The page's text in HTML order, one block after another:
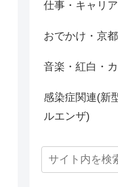
仕事・キャリ
おでかけ・京
音楽・紅白・
感染症関連(新
ルエンザ)